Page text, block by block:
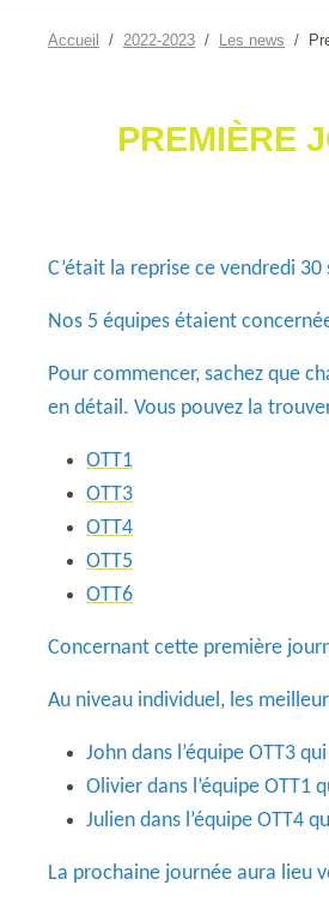
Accueil 2022-2023 Les news
PREMIÈRE
C’était la reprise ce vendredi
Nos 5 équipes étaient
Pour commencer, sachez que
en détail. Vous pouvez la
OTT1
OTT3
OTT4
OTT5
OTT6
Concernant cette première
Au niveau individuel, les
John dans l’équipe OTT3
Olivier dans l’équipe OTT1
Julien dans l’équipe OTT4
La prochaine journée aura lieu